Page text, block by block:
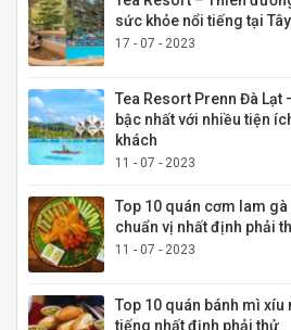
sức khỏe nổi tiếng tại
17 - 07 - 2023
Tea Resort Prenn Đà Lạt
bậc nhất với nhiều tiện
khách
11 - 07 - 2023
Top 10 quán cơm lam
chuẩn vị nhất định phải
11 - 07 - 2023
Top 10 quán bánh mì
tiếng nhất định phải thử